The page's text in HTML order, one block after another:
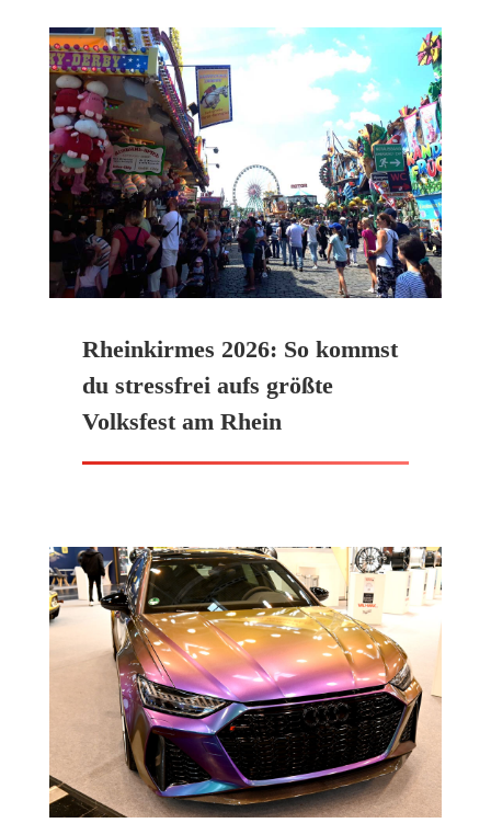
Rheinkirmes 2026: So kommst
du stressfrei aufs größte
Volksfest am Rhein